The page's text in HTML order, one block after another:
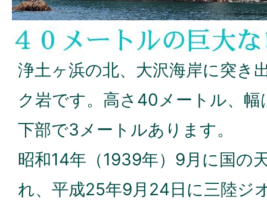
浄土ヶ浜の北、大沢海岸に突き
ク岩です。高さ40メートル、
下部で3メートルあります。
昭和14年（1939年）9月に国の
れ、平成25年9月24日に三陸ジ